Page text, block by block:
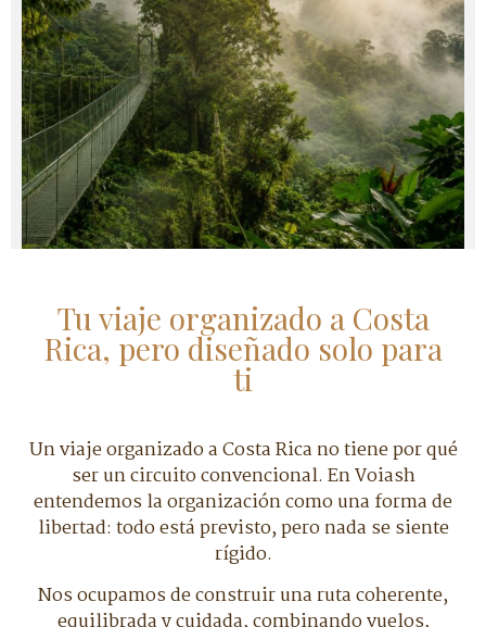
Tu viaje organizado a Costa
Rica, pero diseñado solo para
ti
Un viaje organizado a Costa Rica no tiene por qué
ser un circuito convencional. En Voiash
entendemos la organización como una forma de
libertad: todo está previsto, pero nada se siente
rígido.
Nos ocupamos de construir una ruta coherente,